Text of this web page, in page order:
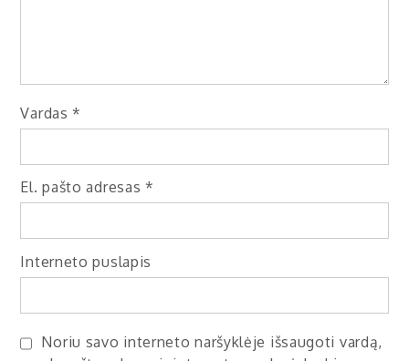
Vardas *
El. pašto adresas *
Interneto puslapis
Noriu savo interneto naršyklėje išsaugoti vardą,